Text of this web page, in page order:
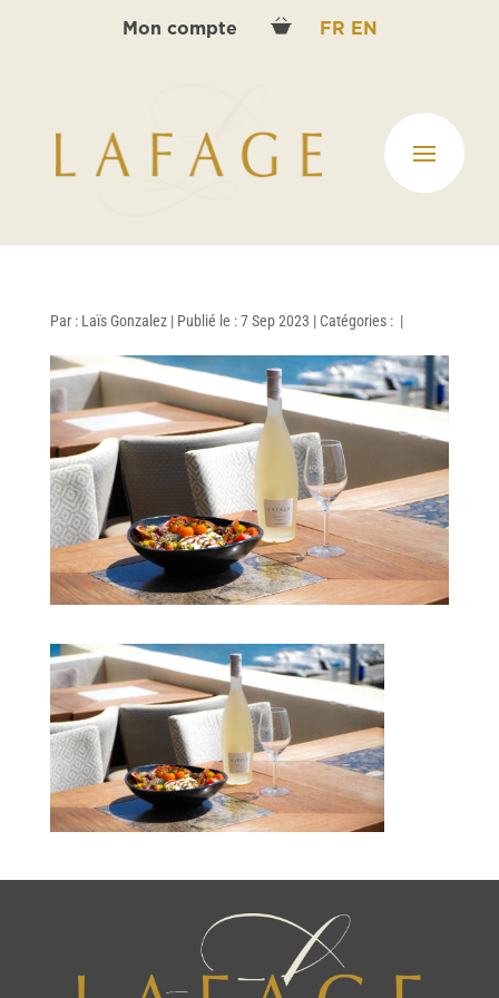
Mon compte FR EN
Par : Laïs Gonzalez | Publié le : 7 Sep 2023 | Catégories : |